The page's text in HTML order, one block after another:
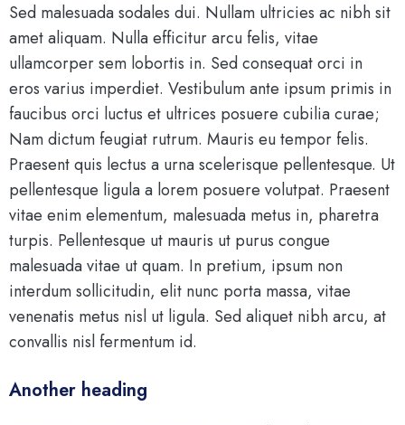
Sed malesuada sodales dui. Nullam ultricies ac nibh sit
amet aliquam. Nulla efficitur arcu felis, vitae
ullamcorper sem lobortis in. Sed consequat orci in
eros varius imperdiet. Vestibulum ante ipsum primis in
faucibus orci luctus et ultrices posuere cubilia curae;
Nam dictum feugiat rutrum. Mauris eu tempor felis.
Praesent quis lectus a urna scelerisque pellentesque. Ut
pellentesque ligula a lorem posuere volutpat. Praesent
vitae enim elementum, malesuada metus in, pharetra
turpis. Pellentesque ut mauris ut purus congue
malesuada vitae ut quam. In pretium, ipsum non
interdum sollicitudin, elit nunc porta massa, vitae
venenatis metus nisl ut ligula. Sed aliquet nibh arcu, at
convallis nisl fermentum id.
Another heading